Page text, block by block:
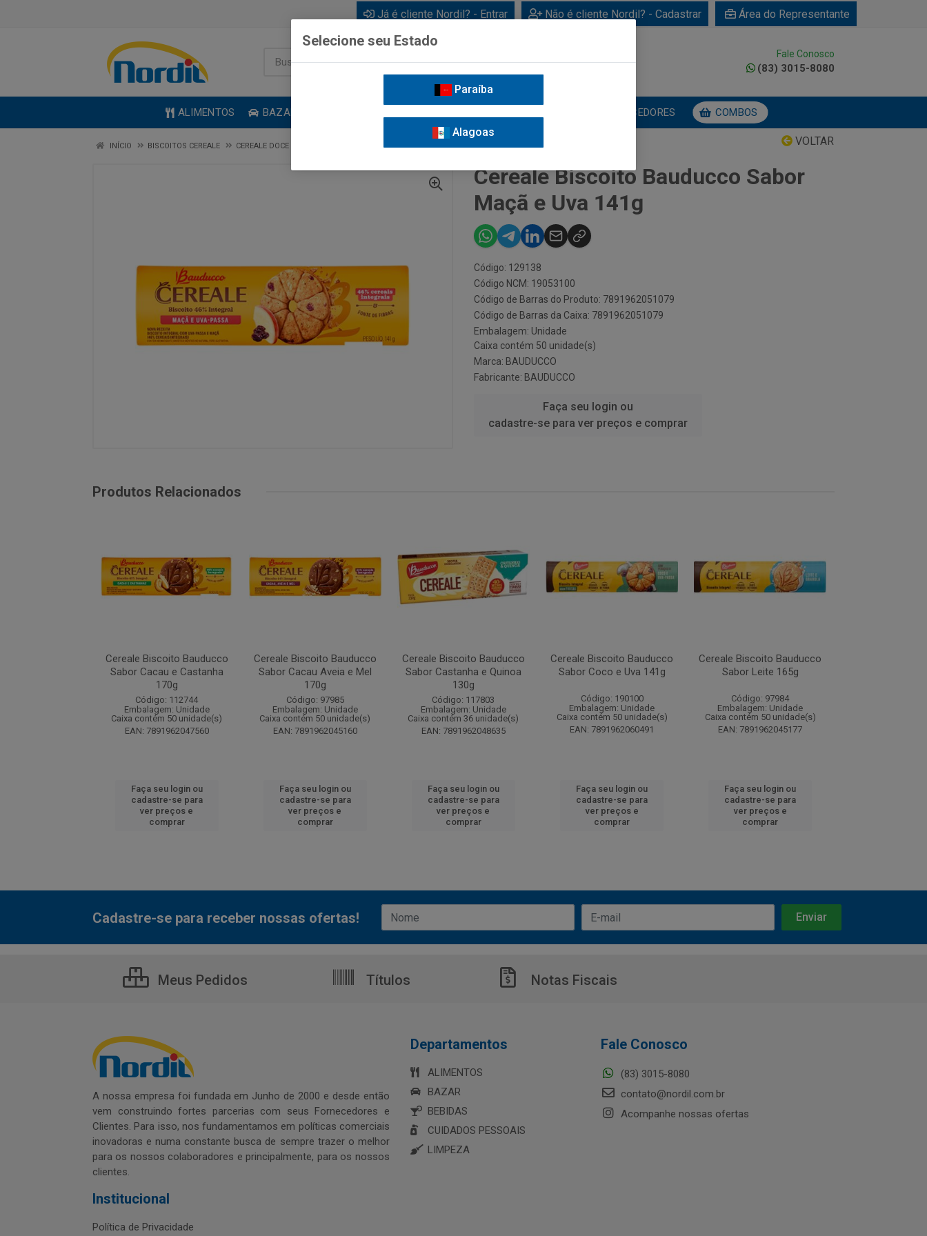
Já é cliente Nordil? - Entrar Não é cliente Nordil? - Cadastrar Área do Representante
Fale Conosco
(83) 3015-8080
ALIMENTOS BAZAR FORNECEDORES COMBOS
VOLTAR
INÍCIO BISCOITOS CEREALE CEREALE DOCE CEREALE BISCOITO BAUDUCCO SABOR MAÇÃ E UVA 141G
Cereale Biscoito Bauducco Sabor
Maçã e Uva 141g
Código: 129138
Código NCM: 19053100
Código de Barras do Produto: 7891962051079
Código de Barras da Caixa: 7891962051079
Embalagem: Unidade
Caixa contém 50 unidade(s)
Marca: BAUDUCCO
Fabricante: BAUDUCCO
Faça seu login ou
cadastre-se para ver preços e comprar
Produtos Relacionados
Cereale Biscoito Bauducco
Sabor Cacau e Castanha
170g
Código: 112744
Embalagem: Unidade
Caixa contém 50 unidade(s)
EAN: 7891962047560
Faça seu login ou
cadastre-se para
ver preços e
comprar
Cereale Biscoito Bauducco
Sabor Cacau Aveia e Mel
170g
Código: 97985
Embalagem: Unidade
Caixa contém 50 unidade(s)
EAN: 7891962045160
Faça seu login ou
cadastre-se para
ver preços e
comprar
Cereale Biscoito Bauducco
Sabor Castanha e Quinoa
130g
Código: 117803
Embalagem: Unidade
Caixa contém 36 unidade(s)
EAN: 7891962048635
Faça seu login ou
cadastre-se para
ver preços e
comprar
Cereale Biscoito Bauducco
Sabor Coco e Uva 141g
Código: 190100
Embalagem: Unidade
Caixa contém 50 unidade(s)
EAN: 7891962060491
Faça seu login ou
cadastre-se para
ver preços e
comprar
Cereale Biscoito Bauducco
Sabor Leite 165g
Código: 97984
Embalagem: Unidade
Caixa contém 50 unidade(s)
EAN: 7891962045177
Faça seu login ou
cadastre-se para
ver preços e
comprar
Cadastre-se para receber nossas ofertas!
Meus Pedidos Títulos Notas Fiscais
A nossa empresa foi fundada em Junho de 2000 e desde então
vem construindo fortes parcerias com seus Fornecedores e
Clientes. Para isso, nos fundamentamos em políticas comerciais
inovadoras e numa constante busca de sempre trazer o melhor
para os nossos colaboradores e principalmente, para os nossos
clientes.
Institucional
Política de Privacidade
Departamentos
ALIMENTOS
BAZAR
BEBIDAS
CUIDADOS PESSOAIS
LIMPEZA
Fale Conosco
(83) 3015-8080
contato@nordil.com.br
Acompanhe nossas ofertas
Selecione seu Estado
Paraíba
Alagoas